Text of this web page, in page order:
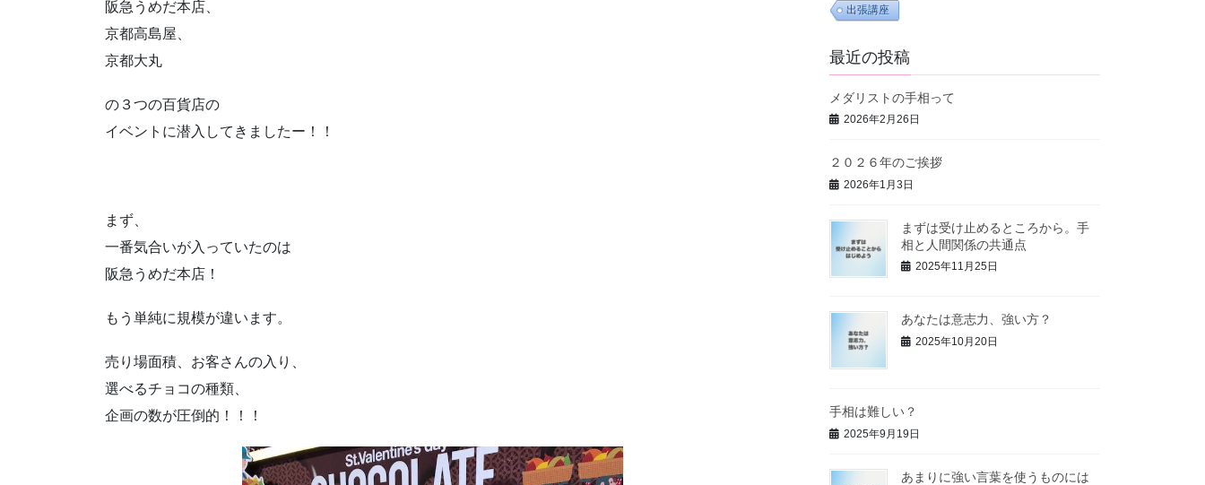
阪急うめだ本店、
京都高島屋、
京都大丸
の３つの百貨店の
イベントに潜入してきましたー！！
まず、
一番気合いが入っていたのは
阪急うめだ本店！
もう単純に規模が違います。
売り場面積、お客さんの入り、
選べるチョコの種類、
企画の数が圧倒的！！！
出張講座
最近の投稿
メダリストの手相って
2026年2月26日
２０２６年のご挨拶
2026年1月3日
まずは受け止めるところから。手
相と人間関係の共通点
2025年11月25日
あなたは意志力、強い方？
2025年10月20日
手相は難しい？
2025年9月19日
あまりに強い言葉を使うものには